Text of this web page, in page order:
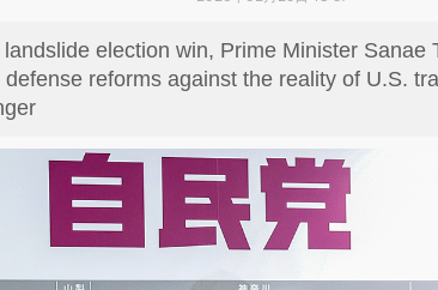
election win, Prime Minister Sanae
reforms against the reality of U.S.